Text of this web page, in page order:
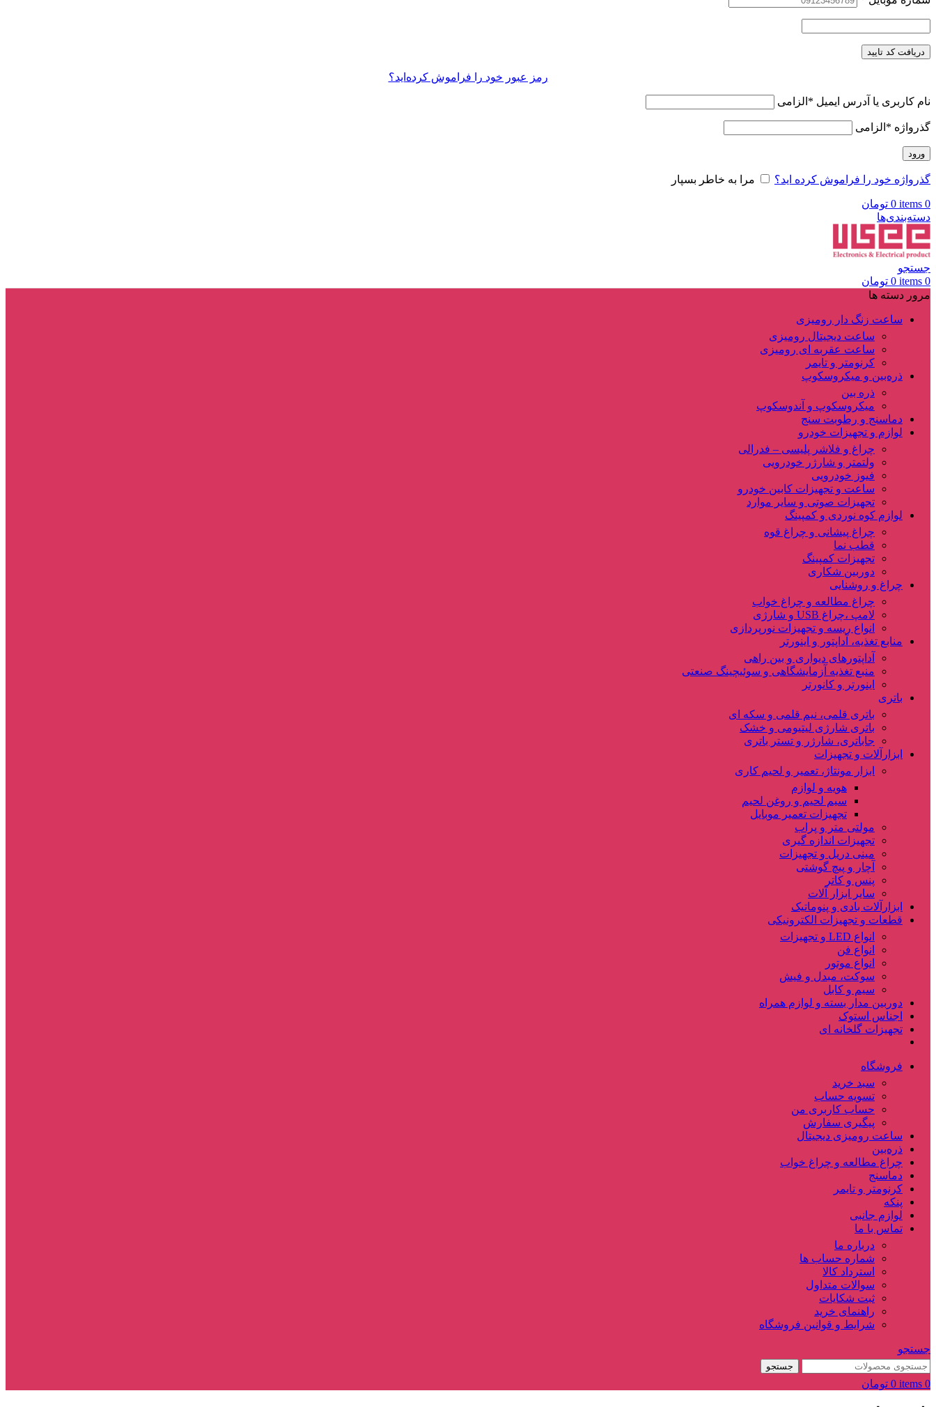
دریافت کد تایید
رمز عبور خود را فراموش کرده‌اید؟
نام کاربری یا آدرس ایمیل * الزامی
گذرواژه * الزامی
ورود
گذرواژه خود را فراموش کرده اید؟ مرا به خاطر بسپار
0
items
0 تومان
دسته‌بندی‌ها
جستجو
0
items
0 تومان
مرور دسته ها
ساعت زنگ دار رومیزی
ساعت دیجیتال رومیزی
ساعت عقربه ای رومیزی
کرنومتر و تایمر
ذره‌بین و میکروسکوپ
ذره بین
میکروسکوپ و آندوسکوپ
دماسنج و رطوبت سنج
لوازم و تجهیزات خودرو
چراغ و فلاشر پلیسی – فدرالی
ولتمتر و شارژر خودرویی
فیوز خودرویی
ساعت و تجهیزات کابین خودرو
تجهیزات صوتی و سایر موارد
لوازم کوه نوردی و کمپینگ
چراغ پیشانی و چراغ قوه
قطب نما
تجهیزات کمپینگ
دوربین شکاری
چراغ و روشنایی
چراغ مطالعه و چراغ خواب
لامپ ،چراغ USB و شارژی
انواع ریسه و تجهیزات نورپردازی
منابع تغذیه، آداپتور و اینورتر
آداپتورهای دیواری و بین راهی
منبع تغذیه آزمایشگاهی و سوئیچینگ صنعتی
اینورتر و کانورتر
باتری
باتری قلمی، نیم قلمی و سکه ای
باتری شارژی لیتیومی و خشک
جاباتری، شارژر و تستر باتری
ابزارآلات و تجهیزات
ابزار مونتاژ، تعمیر و لحیم کاری
هویه و لوازم
سیم لحیم و روغن لحیم
تجهیزات تعمیر موبایل
مولتی متر و پراب
تجهیزات اندازه گیری
مینی دریل و تجهیزات
آچار و پیچ گوشتی
پنس و کاتر
سایر ابزار آلات
ابزارآلات بادی و پنوماتیک
قطعات و تجهیزات الکترونیکی
انواع LED و تجهیزات
انواع فن
انواع موتور
سوکت، مبدل و فیش
سیم و کابل
دوربین مدار بسته و لوازم همراه
اجناس استوک
تجهیزات گلخانه ای
فروشگاه
سبد خرید
تسویه حساب
حساب کاربری من
پیگیری سفارش
ساعت‌ رومیزی دیجیتال
ذره‌بین‌
چراغ مطالعه و چراغ خواب
دماسنج‌
کرنومتر و تایمر
پنکه
لوازم جانبی
تماس با ما
درباره ما
شماره حساب ها
استرداد کالا
سوالات متداول
ثبت شکایات
راهنمای خرید
شرایط و قوانین فروشگاه
جستجو
جستجو
0
items
0 تومان